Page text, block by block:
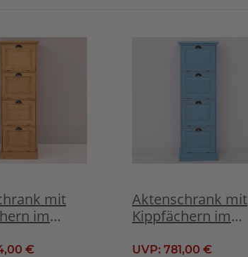
mit
im
€
Aktenschrank mit
Kippfächern im
UVP: 781,00 €